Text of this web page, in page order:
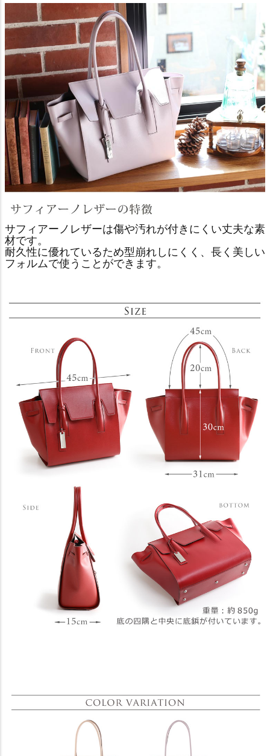
サフィアーノレザーは傷や汚れが付きにくい丈夫な素
材です。
耐久性に優れているため型崩れしにくく、長く美しい
フォルムで使うことができます。